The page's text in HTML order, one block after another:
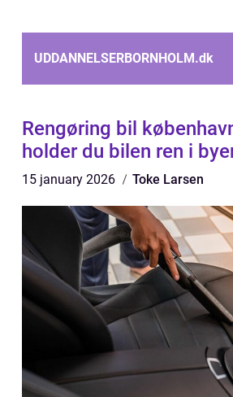
UDDANNELSERBORNHOLM.dk
Rengøring bil
holder du bilen ren i
15 january 2026 Toke Larsen